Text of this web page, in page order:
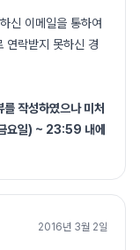
신 이메일을 통하여
연락받지 못하신 경
작성하였으나 미처
요일) ~ 23:59 내에
2016년 3월 2일